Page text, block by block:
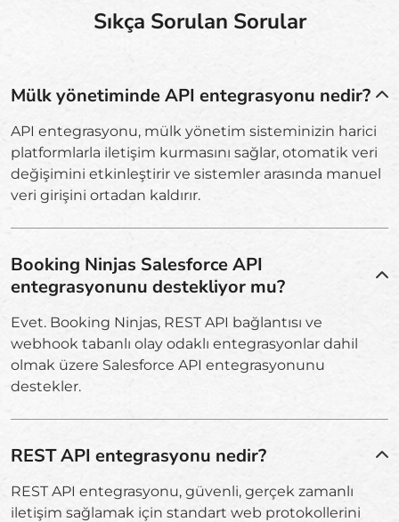
Sıkça Sorulan Sorular
Mülk yönetiminde API entegrasyonu nedir?
API entegrasyonu, mülk yönetim sisteminizin harici
platformlarla iletişim kurmasını sağlar, otomatik veri
değişimini etkinleştirir ve sistemler arasında manuel
veri girişini ortadan kaldırır.
Booking Ninjas Salesforce API
entegrasyonunu destekliyor mu?
Evet. Booking Ninjas, REST API bağlantısı ve
webhook tabanlı olay odaklı entegrasyonlar dahil
olmak üzere Salesforce API entegrasyonunu
destekler.
REST API entegrasyonu nedir?
REST API entegrasyonu, güvenli, gerçek zamanlı
iletişim sağlamak için standart web protokollerini